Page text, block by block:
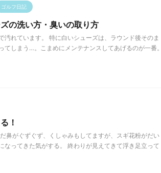
ゴルフ日記
の洗い方・臭いの取り方
汚れています。 特に白いシューズは、ラウンド後そのま
てしまう…。こまめにメンテナンスしてあげるのが一番。
！
鼻がぐずぐず、くしゃみもしてますが、スギ花粉がだい
なってきた気がする。 終わりが見えてきて浮き足立って